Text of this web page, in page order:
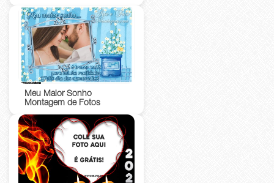
Meu Maior Sonho
Montagem de Fotos